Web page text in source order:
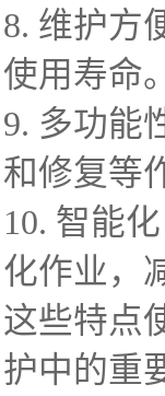
8. 维护方
使用寿命
9. 多功能
和修复等
10. 智能
化作业，
这些特点
护中的重